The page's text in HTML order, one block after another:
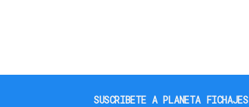
SUSCRIBETE A PLANETA FICHAJES